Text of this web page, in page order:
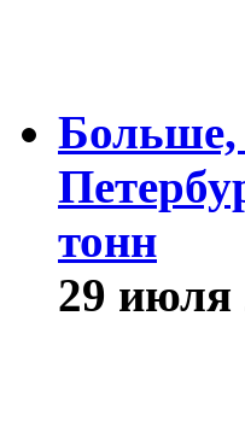
Больше,
тонн
29 июля